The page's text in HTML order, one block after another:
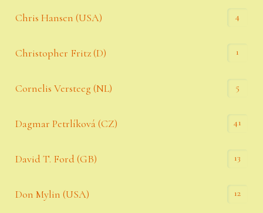
Chris Hansen (USA) 4
Christopher Fritz (D) 1
Cornelis Versteeg (NL) 5
Dagmar Petrlíková (CZ) 41
David T. Ford (GB) 13
Don Mylin (USA) 12